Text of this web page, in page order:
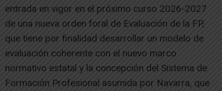
entrada en vigor en el próximo curso 2026-2027
de una nueva orden foral de Evaluación de la FP,
que tiene por finalidad desarrollar un modelo de
evaluación coherente con el nuevo marco
normativo estatal y la concepción del Sistema de
Formación Profesional asumida por Navarra, que